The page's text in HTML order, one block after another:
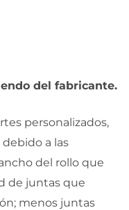
del fabricante.
personalizados,
a las
del rollo que
de juntas que
menos juntas